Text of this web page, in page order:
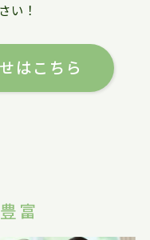
い！
はこちら
富